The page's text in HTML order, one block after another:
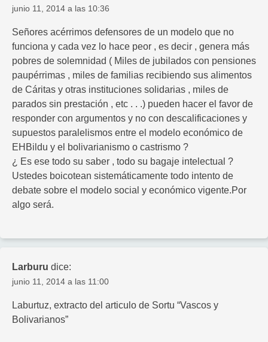
junio 11, 2014 a las 10:36
Señores acérrimos defensores de un modelo que no
funciona y cada vez lo hace peor , es decir , genera más
pobres de solemnidad ( Miles de jubilados con pensiones
paupérrimas , miles de familias recibiendo sus alimentos
de Cáritas y otras instituciones solidarias , miles de
parados sin prestación , etc . . .) pueden hacer el favor de
responder con argumentos y no con descalificaciones y
supuestos paralelismos entre el modelo económico de
EHBildu y el bolivarianismo o castrismo ?
¿ Es ese todo su saber , todo su bagaje intelectual ?
Ustedes boicotean sistemáticamente todo intento de
debate sobre el modelo social y económico vigente.Por
algo será.
Larburu dice:
junio 11, 2014 a las 11:00
Laburtuz, extracto del articulo de Sortu “Vascos y
Bolivarianos”